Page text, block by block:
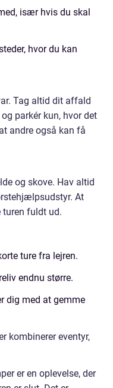
især hvis du skal
hvor du kan
Tag altid dit affald
parkér kun, hvor det
andre også kan få
og skove. Hav altid
At
fuldt ud.
ture fra lejren.
endnu større.
dig med at gemme
kombinerer eventyr,
er en oplevelse, der